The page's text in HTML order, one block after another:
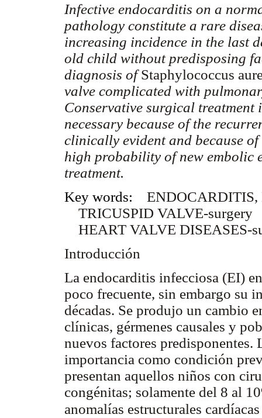
Infective endocarditis on a
pathology constitute a rare
increasing incidence in the last
old child without predisposing
diagnosis ofStaphylococcus
valve complicated with
Conservative surgical treatment
necessary because of the
clinically evident and because
high probability of new embolic
treatment.
Key words: ENDOCARDITIS,
TRICUSPID VALVE-surgery
HEART VALVE DISEASES-
Introducción
La endocarditis infecciosa (EI)
poco frecuente, sin embargo su
décadas. Se produjo un cambio
clínicas, gérmenes causales y
nuevos factores
importancia como condición
presentan aquellos niños con
congénitas; solamente del 8 al
anomalías estructurales